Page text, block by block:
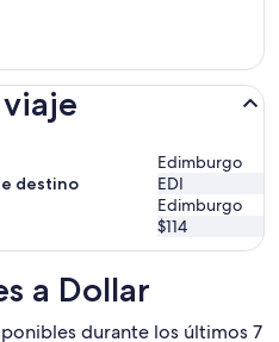
Edimburgo
destino
EDI
Edimburgo
$114
a Dollar
durante los últimos 7